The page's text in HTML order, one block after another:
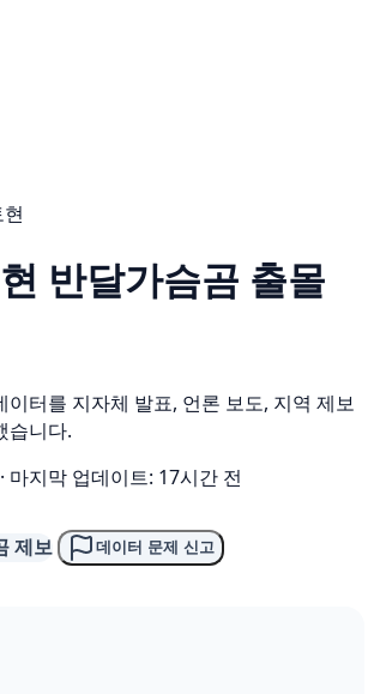
반달가슴곰 출몰
이터를 지자체 발표, 언론 보도, 지역 제보
습니다.
· 마지막 업데이트: 17시간 전
제보 데이터 문제 신고